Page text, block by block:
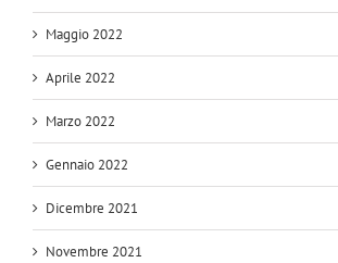
Maggio 2022
Aprile 2022
Marzo 2022
Gennaio 2022
Dicembre 2021
Novembre 2021